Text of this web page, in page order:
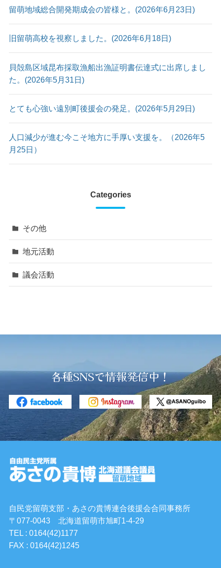
留萌地域総合開発期成会の皆様と。(2026年6月23日)
旧留萌高校を視察しました。(2026年6月18日)
貝殻島区域昆布採取漁船出漁証明書伝達式に出席しまし
た。(2026年5月31日)
とても心強い遠別町後援会の発足。(2026年5月29日)
人口減少が進む今こそ地方に手厚い支援を。（2026年5
月25日）
Categories
その他
地元活動
議会活動
各種SNSで情報発信中！
自民党留萌支部・あさの貴博連合後援会合同事務所
〒077-0043 北海道留萌市旭町1-4-29
TEL : 0164(42)1177
FAX : 0164(42)1245